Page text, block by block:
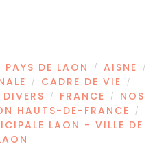
DE LAON / AISNE /
/ CADRE DE VIE /
DIVERS / FRANCE /
NOS
HAUTS-DE-FRANCE /
LAON - VILLE DE